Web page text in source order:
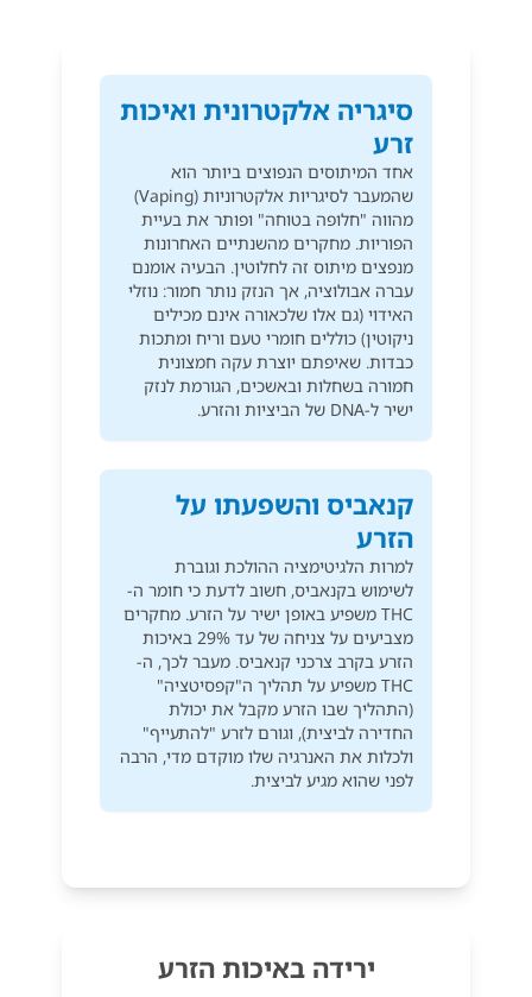
סיגריה אלקטרונית ואיכות
זרע
אחד המיתוסים הנפוצים ביותר הוא
שהמעבר לסיגריות אלקטרוניות (Vaping)
מהווה "חלופה בטוחה" ופותר את בעיית
הפוריות. מחקרים מהשנתיים האחרונות
מנפצים מיתוס זה לחלוטין. הבעיה אומנם
עברה אבולוציה, אך הנזק נותר חמור: נוזלי
האידוי (גם אלו שלכאורה אינם מכילים
ניקוטין) כוללים חומרי טעם וריח ומתכות
כבדות. שאיפתם יוצרת עקה חמצונית
חמורה בשחלות ובאשכים, הגורמת לנזק
ישיר ל-DNA של הביציות והזרע.
קנאביס והשפעתו על
הזרע
למרות הלגיטימציה ההולכת וגוברת
לשימוש בקנאביס, חשוב לדעת כי חומר ה-
THC משפיע באופן ישיר על הזרע. מחקרים
מצביעים על צניחה של עד 29% באיכות
הזרע בקרב צרכני קנאביס. מעבר לכך, ה-
THC משפיע על תהליך ה"קפסיטציה"
(התהליך שבו הזרע מקבל את יכולת
החדירה לביצית), וגורם לזרע "להתעייף"
ולכלות את האנרגיה שלו מוקדם מדי, הרבה
לפני שהוא מגיע לביצית.
ירידה באיכות הזרע